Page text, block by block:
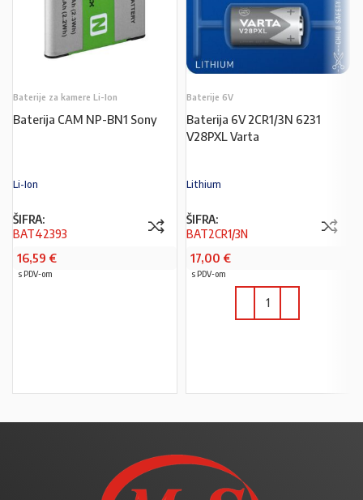
Baterije za kamere Li-Ion
Baterija CAM NP-BN1 Sony
Li-Ion
ŠIFRA:
BAT42393
16,59 €
s PDV-om
Baterije 6V
Baterija 6V 2CR1/3N 6231
V28PXL Varta
Lithium
ŠIFRA:
BAT2CR1/3N
17,00 €
s PDV-om